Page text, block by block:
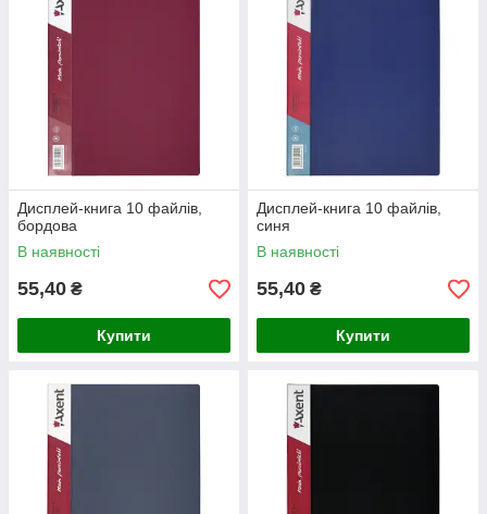
Дисплей-книга 10 файлів,
бордова
В наявності
55,40 ₴
Купити
Дисплей-книга 10 файлів,
синя
В наявності
55,40 ₴
Купити